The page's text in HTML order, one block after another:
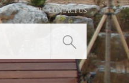
로그인 CONTACT US